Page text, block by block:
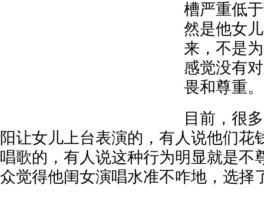
槽严重低
然是他女
来，不是
感觉没有
畏和尊重。
目前，很
阳让女儿上台表演的，有人说他们花
唱歌的，有人说这种行为明显就是不
众觉得他闺女演唱水准不咋地，选择